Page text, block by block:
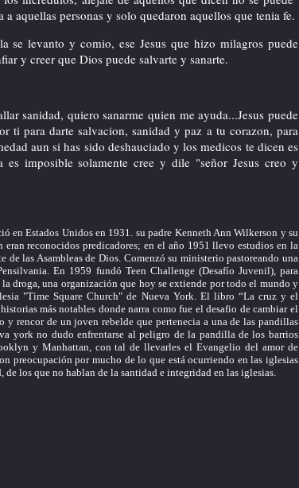
aquellas personas y solo quedaron aquellos que tenia fe.
se levanto y comio, ese Jesus que hizo milagros puede
y creer que Dios puede salvarte y sanarte.
sanidad, quiero sanarme quien me ayuda...Jesus puede
ti para darte salvacion, sanidad y paz a tu corazon, para
aun si has sido deshauciado y los medicos te dicen es
es imposible solamente cree y dile "señor Jesus creo y
en Estados Unidos en 1931. su padre Kenneth Ann Wilkerson y su
eran reconocidos predicadores; en el año 1951 llevo estudios en la
de las Asambleas de Dios. Comenzó su ministerio pastoreando una
En 1959 fundó Teen Challenge (Desafío Juvenil), para
droga, una organización que hoy se extiende por todo el mundo y
"Time Square Church" de Nueva York. El libro “La cruz y el
más notables donde narra como fue el desafio de cambiar el
y rencor de un joven rebelde que pertenecia a una de las pandillas
york no dudo enfrentarse al peligro de la pandilla de los barrios
y Manhattan, con tal de llevarles el Evangelio del amor de
preocupación por mucho de lo que está ocurriendo en las iglesias
de los que no hablan de la santidad e integridad en las iglesias.